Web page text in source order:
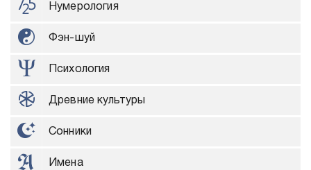
Нумерология
Фэн-шуй
Психология
Древние культуры
Сонники
Имена